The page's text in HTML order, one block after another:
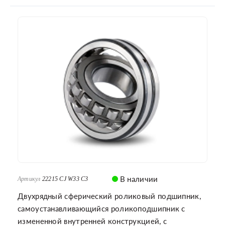
Артикул 22215 CJ W33 C3
В наличии
Двухрядный сферический роликовый подшипник,
самоустанавливающийся роликоподшипник с
измененной внутренней конструкцией, с